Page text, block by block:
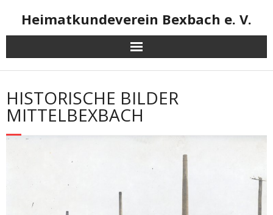
Heimatkundeverein Bexbach e. V.
HISTORISCHE BILDER
MITTELBEXBACH